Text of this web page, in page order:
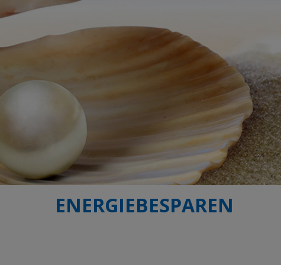
ENERGIEBESPAREN